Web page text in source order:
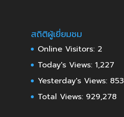
สถิติผู้เยี่ยมชม
Online Visitors: 2
Today's Views: 1,227
Yesterday's Views: 853
Total Views: 929,278